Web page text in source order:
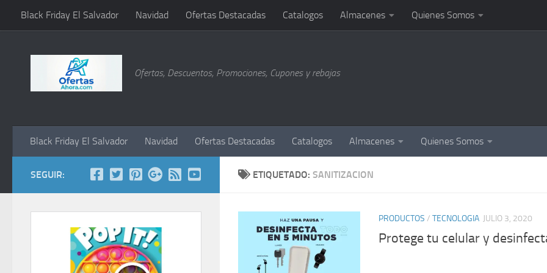
Saltar al contenido
Black Friday El Salvador Navidad Ofertas Destacadas Catalogos Almacenes Quienes Somos
Ofertas, Descuentos, Promociones, Cupones y rebajas
Black Friday El Salvador Navidad Ofertas Destacadas Catalogos Almacenes Quienes Somos
ETIQUETADO: SANITIZACION
PRODUCTOS / TECNOLOGIA JULIO 3, 2020
Protege tu celular y
SEGUIR: